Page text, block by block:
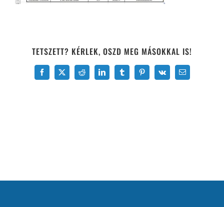
TETSZETT? KÉRLEK, OSZD MEG MÁSOKKAL IS!
Facebook
X Reddit LinkedInTumblrPinterest
Vk Email: